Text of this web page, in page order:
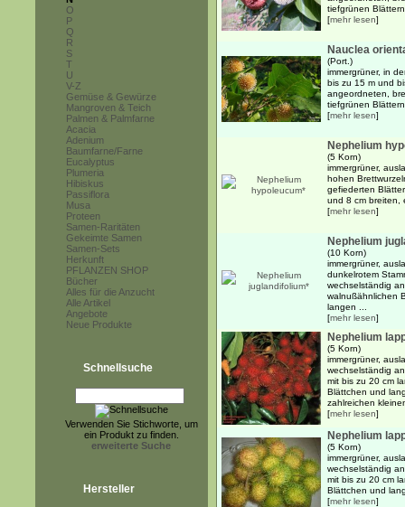
O
P
Q
R
S
T
U
V-Z
Gemüse & Gewürze
Mangroven & Teich
Palmen & Palmfarne
Acacia
Adenium
Baumfarne/Farne
Eucalyptus
Plumeria
Hibiskus
Passiflora
Musa
Proteen
Samen-Raritäten
Gekeimte Samen
Samen-Sets
Herkunft
PFLANZEN SHOP
Bücher
Alles für die Anzucht
Alle Artikel
Angebote
Neue Produkte
Schnellsuche
Verwenden Sie Stichworte, um
ein Produkt zu finden.
erweiterte Suche
Hersteller
tiefgrünen
[mehr lesen]
Nauclea
(Port.)
immergrüner, in
bis zu 15 m und
angeordneten,
tiefgrünen
[mehr lesen]
Nephelium
(5 Korn)
immergrüner,
hohen
gefiederten
und 8 cm breiten,
[mehr lesen]
Nephelium
(10 Korn)
immergrüner,
dunkelrotem
wechselständig
walnußähnlichen
langen ...
[mehr lesen]
Nephelium
(5 Korn)
immergrüner,
wechselständig
mit bis zu 20 cm
Blättchen und
zahlreichen
[mehr lesen]
Nephelium
(5 Korn)
immergrüner,
wechselständig
mit bis zu 20 cm
Blättchen und
[mehr lesen]